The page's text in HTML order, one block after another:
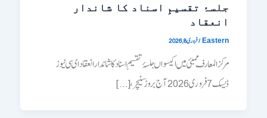
جلسۂ تقسیمِ اسناد کا شاندار
انعقاد
Eastern
/فروری 8, 2026
مرکزالمعارف ممبئی میں اکیسواں جلسۂ تقسیمِ اسناد کا شاندار انعقاد ای سی نیوز
ڈیسک 7 فروری 2026 آج بروز سنیچر، […]